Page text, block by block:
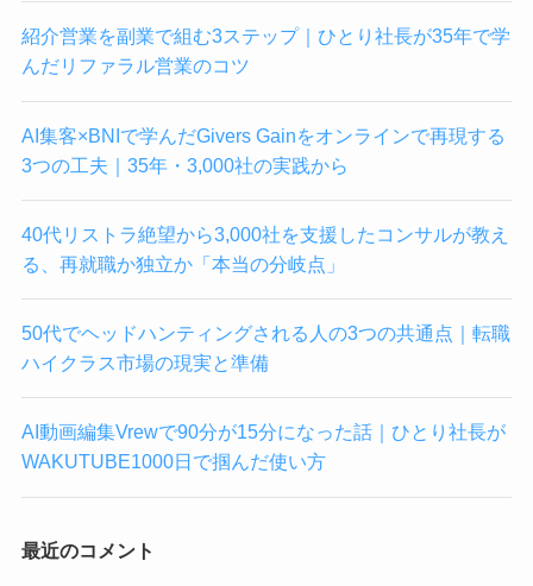
紹介営業を副業で組む3ステップ｜ひとり社長が35年で学
んだリファラル営業のコツ
AI集客×BNIで学んだGivers Gainをオンラインで再現する
3つの工夫｜35年・3,000社の実践から
40代リストラ絶望から3,000社を支援したコンサルが教え
る、再就職か独立か「本当の分岐点」
50代でヘッドハンティングされる人の3つの共通点｜転職
ハイクラス市場の現実と準備
AI動画編集Vrewで90分が15分になった話｜ひとり社長が
WAKUTUBE1000日で掴んだ使い方
最近のコメント